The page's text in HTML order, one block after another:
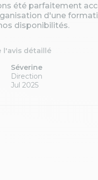
été parfaitement
d'une
disponibilités.
l'avis détaillé
Séverine
Direction
Jul 2025